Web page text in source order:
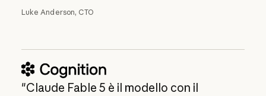
Luke Anderson, CTO
"Claude Fable 5 è il modello con il